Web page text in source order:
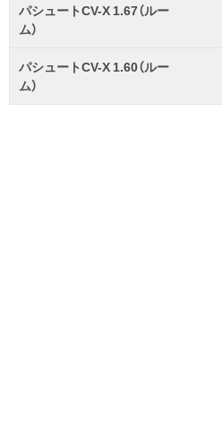
パシュートCV-X 1.67（ルー
ム）
パシュートCV-X 1.60（ルー
ム）